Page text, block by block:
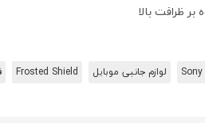
بر ظرافت بالا
لوازم جانبی موبایل Frosted Shield